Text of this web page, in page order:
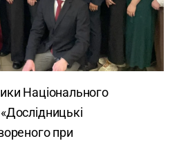
Національного
при